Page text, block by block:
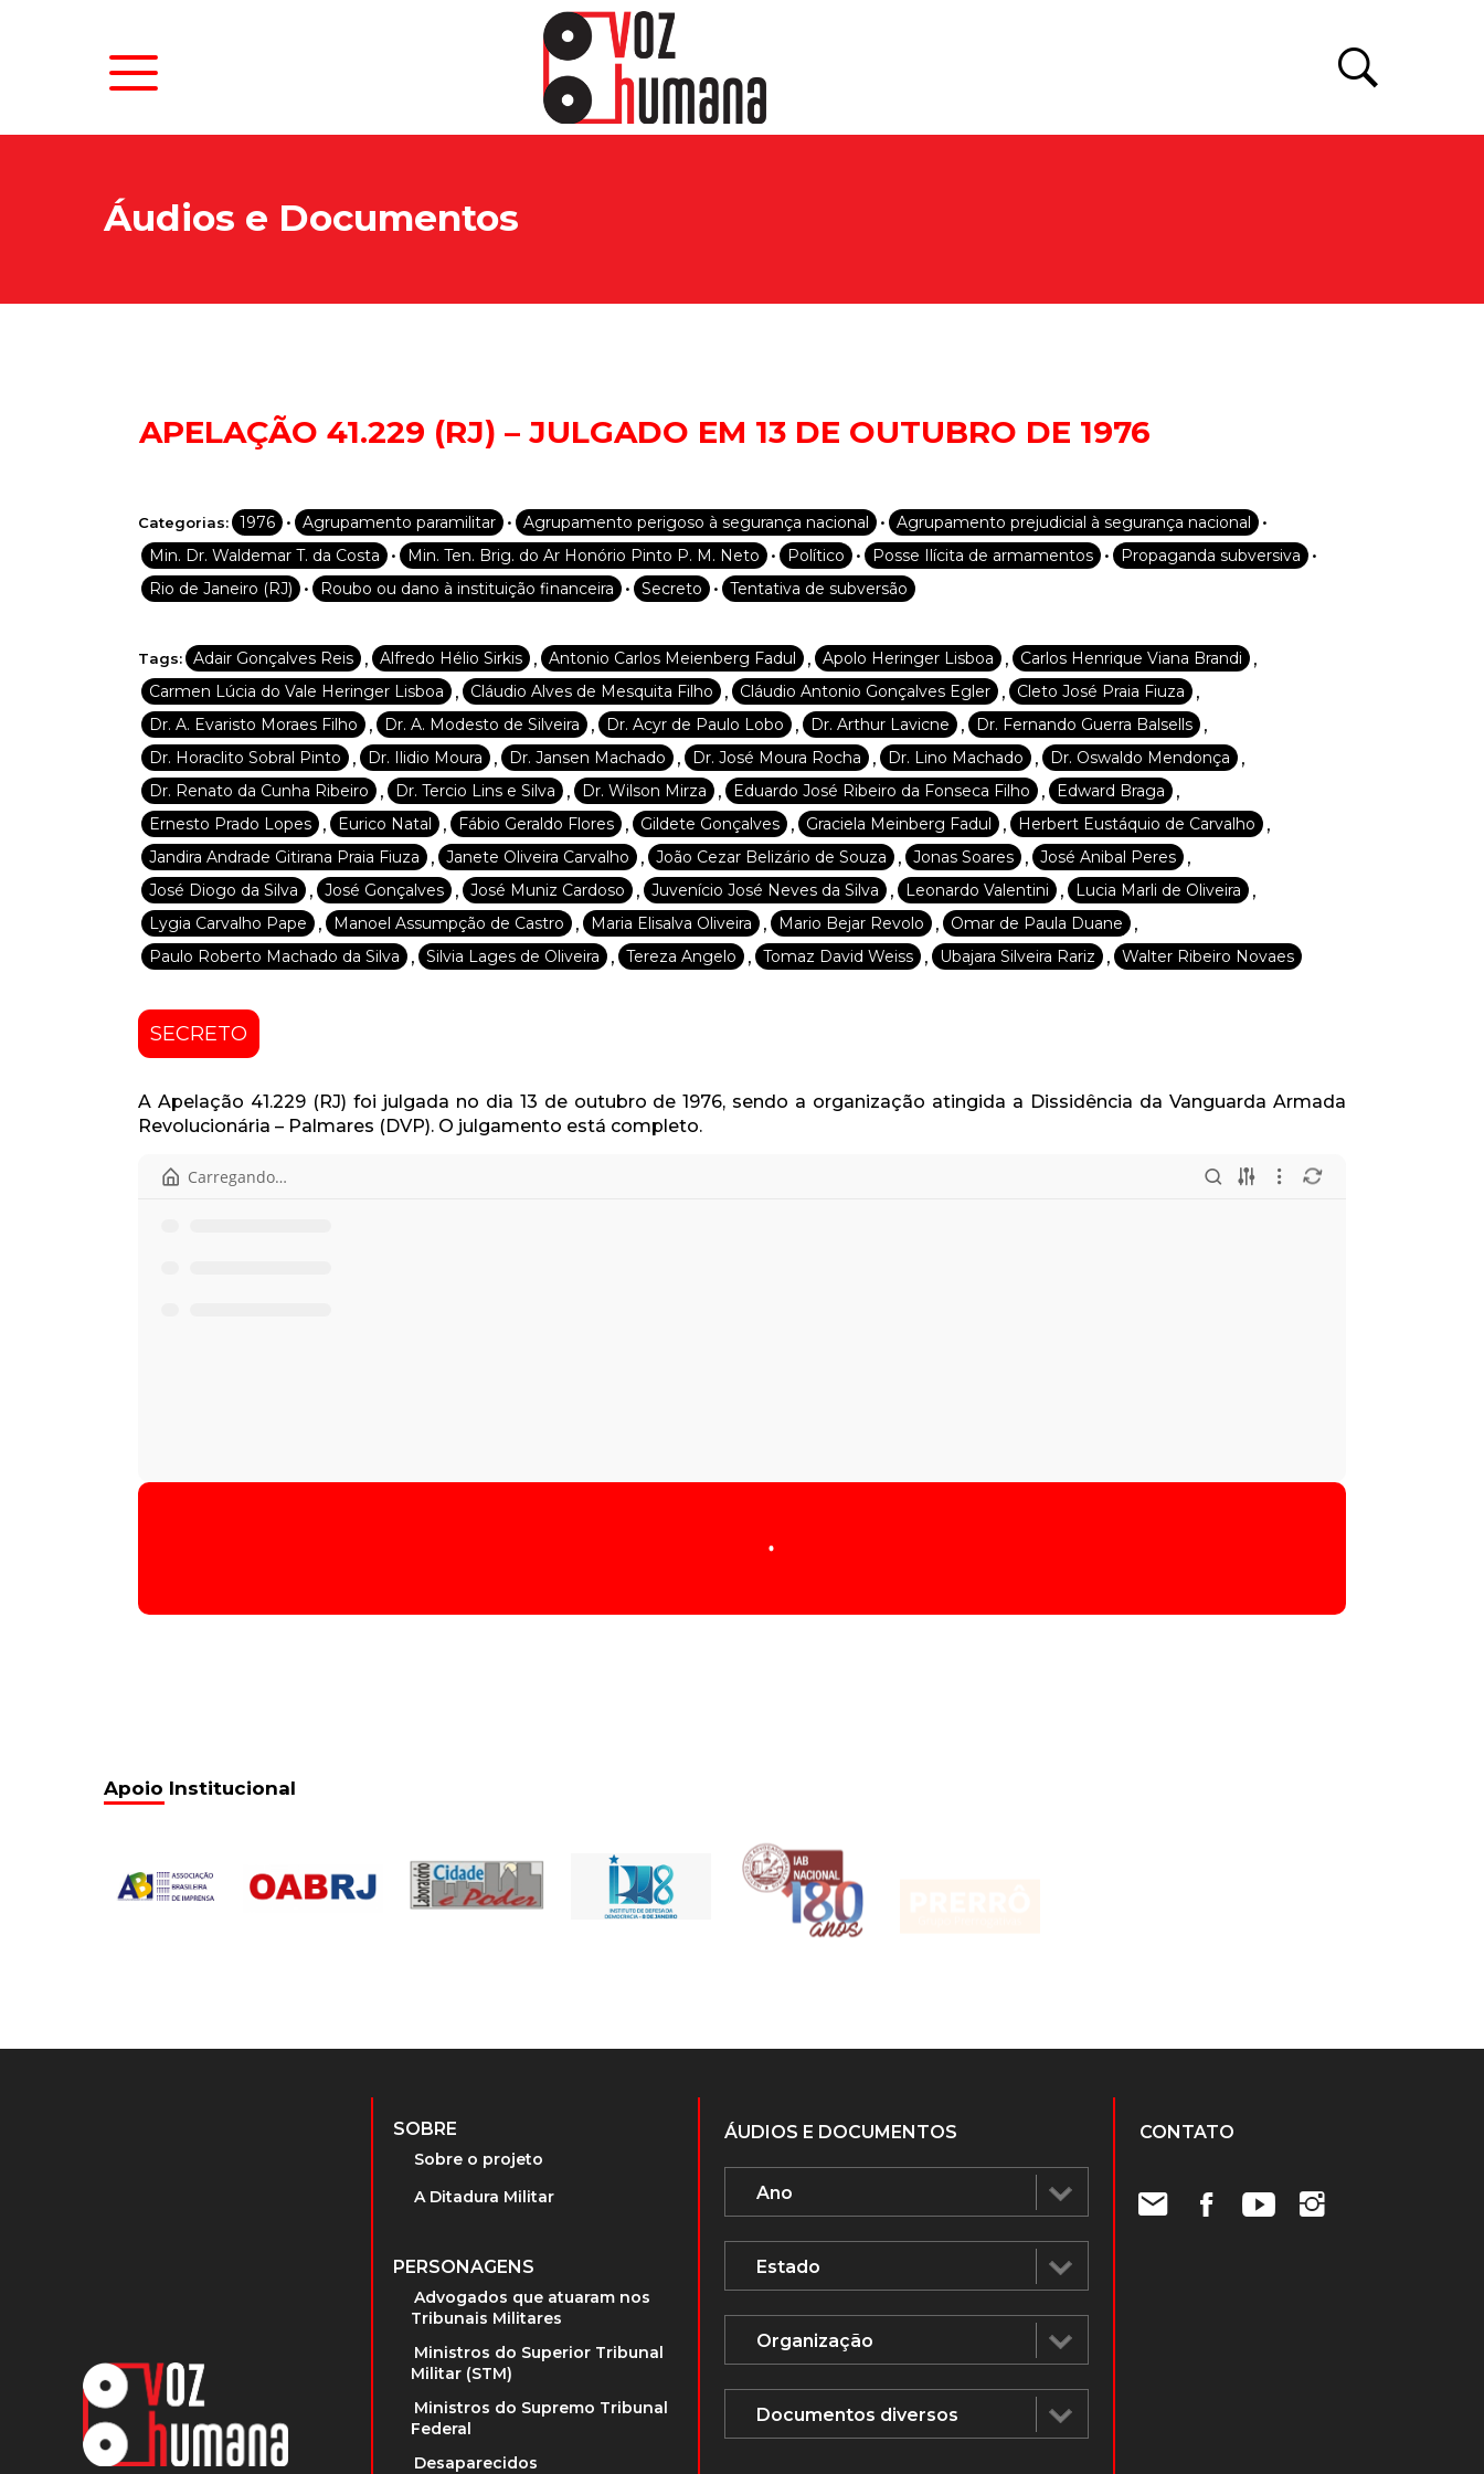
Áudios e Documentos
APELAÇÃO 41.229 (RJ) – JULGADO EM 13 DE OUTUBRO DE 1976
Categorias: 1976 • Agrupamento paramilitar • Agrupamento perigoso à segurança nacional • Agrupamento prejudicial à segurança nacional •
Min. Dr. Waldemar T. da Costa • Min. Ten. Brig. do Ar Honório Pinto P. M. Neto • Político • Posse Ilícita de armamentos • Propaganda subversiva •
Rio de Janeiro (RJ) • Roubo ou dano à instituição financeira • Secreto • Tentativa de subversão
Tags: Adair Gonçalves Reis , Alfredo Hélio Sirkis , Antonio Carlos Meienberg Fadul , Apolo Heringer Lisboa , Carlos Henrique Viana Brandi ,
Carmen Lúcia do Vale Heringer Lisboa , Cláudio Alves de Mesquita Filho , Cláudio Antonio Gonçalves Egler , Cleto José Praia Fiuza ,
Dr. A. Evaristo Moraes Filho , Dr. A. Modesto de Silveira , Dr. Acyr de Paulo Lobo , Dr. Arthur Lavicne , Dr. Fernando Guerra Balsells ,
Dr. Horaclito Sobral Pinto , Dr. Ilidio Moura , Dr. Jansen Machado , Dr. José Moura Rocha , Dr. Lino Machado , Dr. Oswaldo Mendonça ,
Dr. Renato da Cunha Ribeiro , Dr. Tercio Lins e Silva , Dr. Wilson Mirza , Eduardo José Ribeiro da Fonseca Filho , Edward Braga ,
Ernesto Prado Lopes , Eurico Natal , Fábio Geraldo Flores , Gildete Gonçalves , Graciela Meinberg Fadul , Herbert Eustáquio de Carvalho ,
Jandira Andrade Gitirana Praia Fiuza , Janete Oliveira Carvalho , João Cezar Belizário de Souza , Jonas Soares , José Anibal Peres ,
José Diogo da Silva , José Gonçalves , José Muniz Cardoso , Juvenício José Neves da Silva , Leonardo Valentini , Lucia Marli de Oliveira ,
Lygia Carvalho Pape , Manoel Assumpção de Castro , Maria Elisalva Oliveira , Mario Bejar Revolo , Omar de Paula Duane ,
Paulo Roberto Machado da Silva , Silvia Lages de Oliveira , Tereza Angelo , Tomaz David Weiss , Ubajara Silveira Rariz , Walter Ribeiro Novaes
SECRETO
A Apelação 41.229 (RJ) foi julgada no dia 13 de outubro de 1976, sendo a organização atingida a Dissidência da Vanguarda Armada
Revolucionária – Palmares (DVP). O julgamento está completo.
Início
Tocador
SOBRE
Sobre o projeto
A Ditadura Militar
PERSONAGENS
Advogados que atuaram nos